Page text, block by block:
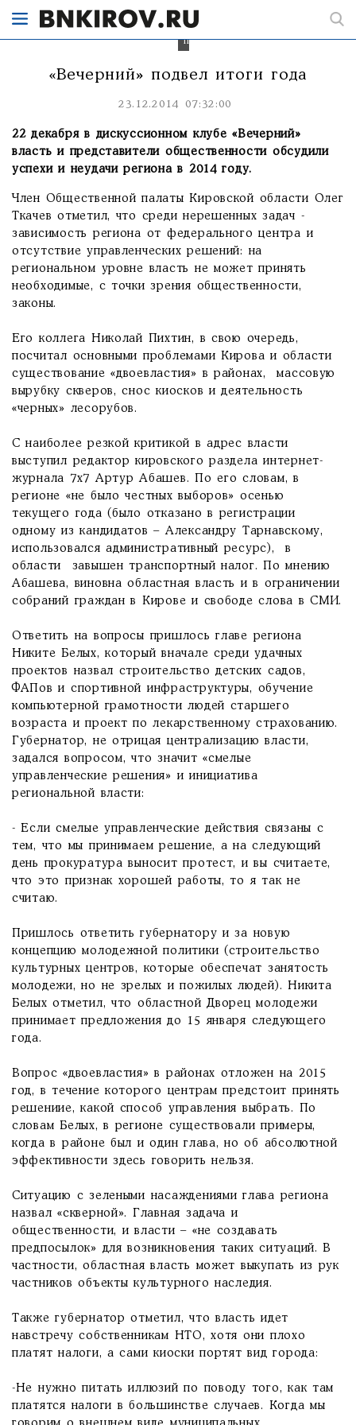
что
получили".
«Вечерний» подвел итоги года
23.12.2014 07:32:00
22 декабря в дискуссионном клубе «Вечерний»
власть и представители общественности обсудили
успехи и неудачи региона в 2014 году.
Член Общественной палаты Кировской области Олег
Ткачев отметил, что среди нерешенных задач -
зависимость региона от федерального центра и
отсутствие управленческих решений: на
региональном уровне власть не может принять
необходимые, с точки зрения общественности,
законы.
Его коллега Николай Пихтин, в свою очередь,
посчитал основными проблемами Кирова и области
существование «двоевластия» в районах, массовую
вырубку скверов, снос киосков и деятельность
«черных» лесорубов.
С наиболее резкой критикой в адрес власти
выступил редактор кировского раздела интернет-
журнала 7х7 Артур Абашев. По его словам, в
регионе «не было честных выборов» осенью
текущего года (было отказано в регистрации
одному из кандидатов – Александру Тарнавскому,
использовался административный ресурс), в
области завышен транспортный налог. По мнению
Абашева, виновна областная власть и в ограничении
собраний граждан в Кирове и свободе слова в СМИ.
Ответить на вопросы пришлось главе региона
Никите Белых, который вначале среди удачных
проектов назвал строительство детских садов,
ФАПов и спортивной инфраструктуры, обучение
компьютерной грамотности людей старшего
возраста и проект по лекарственному страхованию.
Губернатор, не отрицая централизацию власти,
задался вопросом, что значит «смелые
управленческие решения» и инициатива
региональной власти:
- Если смелые управленческие действия связаны с
тем, что мы принимаем решение, а на следующий
день прокуратура выносит протест, и вы считаете,
что это признак хорошей работы, то я так не
считаю.
Пришлось ответить губернатору и за новую
концепцию молодежной политики (строительство
культурных центров, которые обеспечат занятость
молодежи, но не зрелых и пожилых людей). Никита
Белых отметил, что областной Дворец молодежи
принимает предложения до 15 января следующего
года.
Вопрос «двоевластия» в районах отложен на 2015
год, в течение которого центрам предстоит принять
решениие, какой способ управления выбрать. По
словам Белых, в регионе существовали примеры,
когда в районе был и один глава, но об абсолютной
эффективности здесь говорить нельзя.
Ситуацию с зелеными насаждениями глава региона
назвал «скверной». Главная задача и
общественности, и власти – «не создавать
предпосылок» для возникновения таких ситуаций. В
частности, областная власть может выкупать из рук
частников объекты культурного наследия.
Также губернатор отметил, что власть идет
навстречу собственникам НТО, хотя они плохо
платят налоги, а сами киоски портят вид города:
-Не нужно питать иллюзий по поводу того, как там
платятся налоги в большинстве случаев. Когда мы